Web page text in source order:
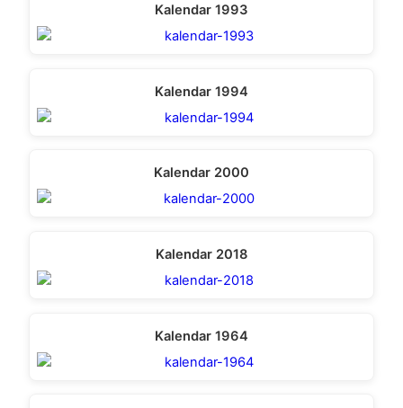
Kalendar 1993
Kalendar 1994
Kalendar 2000
Kalendar 2018
Kalendar 1964